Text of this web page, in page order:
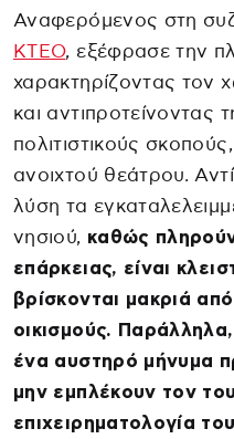
Αναφερόμενος στη
ΚΤΕΟ, εξέφρασε την
χαρακτηρίζοντας τον
και αντιπροτείνοντας
πολιτιστικούς
ανοιχτού θεάτρου.
λύση τα
νησιού, καθώς
επάρκειας, είναι
βρίσκονται μακριά
οικισμούς.
ένα αυστηρό μήνυμα
μην εμπλέκουν τον
επιχειρηματολογία